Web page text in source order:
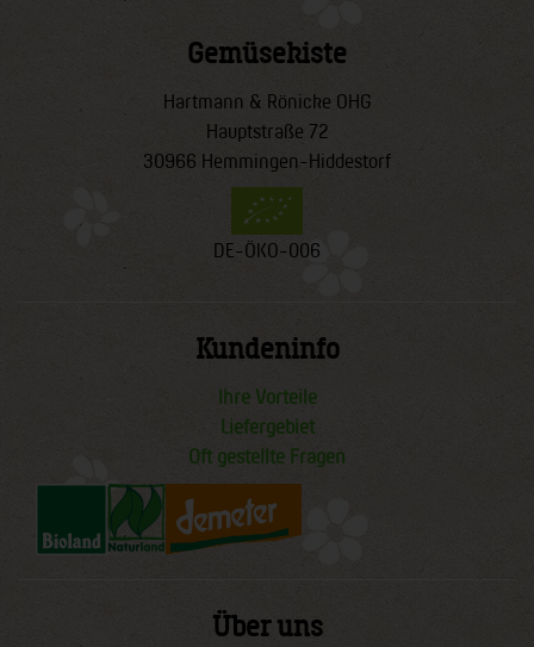
Gemüsekiste
Hartmann & Rönicke OHG
Hauptstraße 72
30966 Hemmingen-Hiddestorf
DE-ÖKO-006
Kundeninfo
Ihre Vorteile
Liefergebiet
Oft gestellte Fragen
Über uns